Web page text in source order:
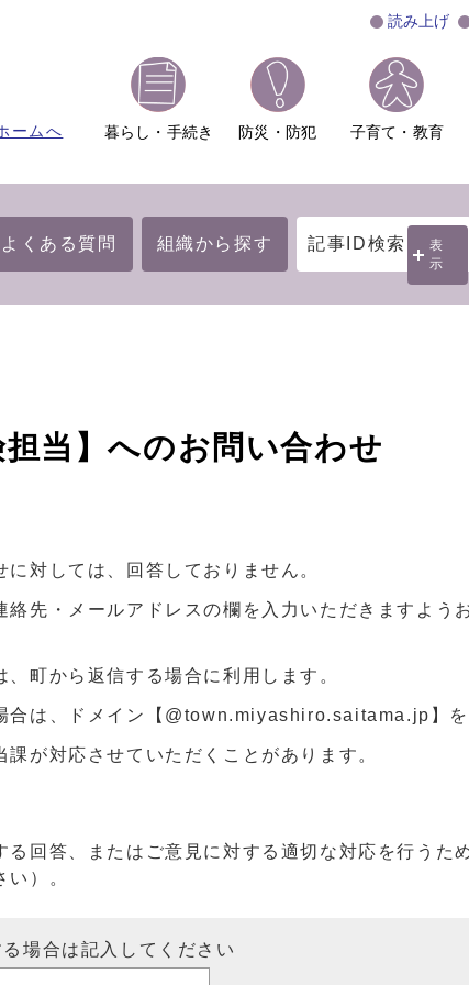
読み上げ
ームへ 暮らし・手続き 防災・防犯 子育て・教育
よくある質問 組織から探す 記事ID検索
表
示
担当】へのお問い合わせ
対しては、回答しておりません。
先・メールアドレスの欄を入力いただきますよう
町から返信する場合に利用します。
合は、ドメイン【@town.miyashiro.saitama.jp】を
が対応させていただくことがあります。
回答、またはご意見に対する適切な対応を行うた
い）。
場合は記入してください